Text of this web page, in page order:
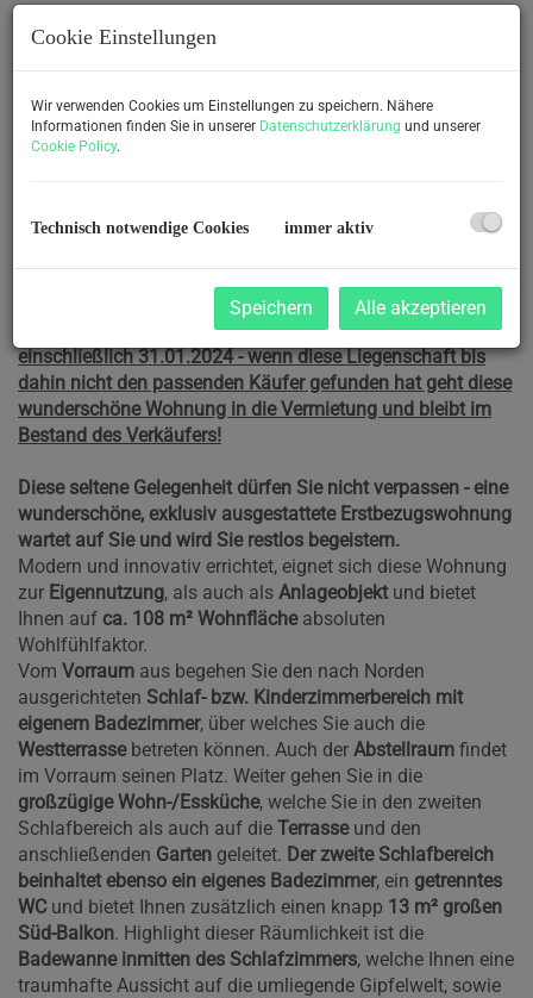
Beschreibung
Einmaliges Angebot - dieser neue ANGEBOTSPREIS gilt bis
einschließlich 31.01.2024 - wenn diese Liegenschaft bis
dahin nicht den passenden Käufer gefunden hat geht diese
wunderschöne Wohnung in die Vermietung und bleibt im
Bestand des Verkäufers!
Diese seltene Gelegenheit dürfen Sie nicht verpassen - eine
wunderschöne, exklusiv ausgestattete Erstbezugswohnung
wartet auf Sie und wird Sie restlos begeistern.
Modern und innovativ errichtet, eignet sich diese Wohnung
zur Eigennutzung, als auch als Anlageobjekt und bietet
Ihnen auf ca. 108 m² Wohnflächeabsoluten
Wohlfühlfaktor.
Vom Vorraum aus begehen Sie den nach Norden
ausgerichteten Schlaf- bzw. Kinderzimmerbereich mit
eigenem Badezimmer, über welches Sie auch die
Westterrasse betreten können. Auch der Abstellraum findet
im Vorraum seinen Platz. Weiter gehen Sie in die
großzügige Wohn-/Essküche, welche Sie in den zweiten
Schlafbereich als auch auf die Terrasseund den
anschließenden Garten geleitet. Der zweite Schlafbereich
beinhaltet ebenso ein eigenes Badezimmer, ein getrenntes
WCund bietet Ihnen zusätzlich einen knapp 13 m² großen
Süd-Balkon. Highlight dieser Räumlichkeit ist die
Badewanne inmitten des Schlafzimmers, welche Ihnen eine
traumhafte Aussicht auf die umliegende Gipfelwelt, sowie
Cookie Einstellungen
Wir verwenden Cookies um Einstellungen zu speichern. Nähere
Informationen finden Sie in unserer Datenschutzerklärung und unserer
Cookie Policy.
Technisch notwendige Cookies immer aktiv
Speichern Alle akzeptieren